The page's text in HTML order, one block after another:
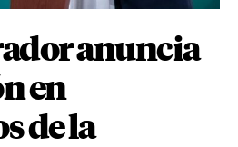
anuncia
en
de la